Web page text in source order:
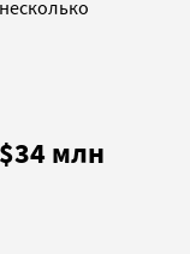
млн